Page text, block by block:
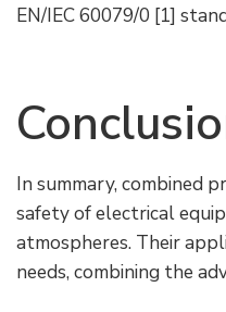
EN/IEC 60079/0 [1]
In summary, combined
safety of electrical
atmospheres. Their
needs, combining the